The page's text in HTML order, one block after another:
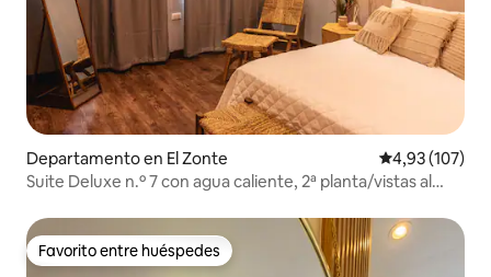
Departamento en El Zonte Calificación
4,93 (107)
Suite Deluxe n.º 7 con agua caliente, 2ª planta/vistas al
Favorito entre huéspedes
Favorito entre huéspedes